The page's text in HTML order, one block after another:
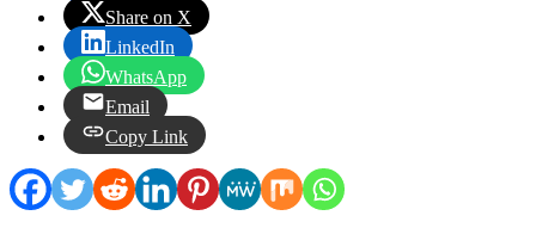
Share on X
LinkedIn
WhatsApp
Email
Copy Link